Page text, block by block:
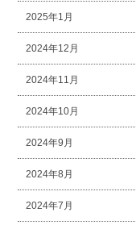
2025年1月
2024年12月
2024年11月
2024年10月
2024年9月
2024年8月
2024年7月